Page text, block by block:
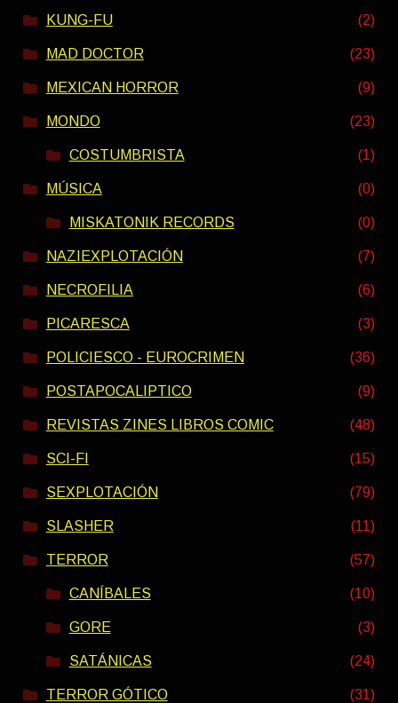
KUNG-FU (2)
MAD DOCTOR (23)
MEXICAN HORROR (9)
MONDO (23)
COSTUMBRISTA (1)
MÚSICA (0)
MISKATONIK RECORDS (0)
NAZIEXPLOTACIÓN (7)
NECROFILIA (6)
PICARESCA (3)
POLICIESCO - EUROCRIMEN (36)
POSTAPOCALIPTICO (9)
REVISTAS ZINES LIBROS COMIC (48)
SCI-FI (15)
SEXPLOTACIÓN (79)
SLASHER (11)
TERROR (57)
CANÍBALES (10)
GORE (3)
SATÁNICAS (24)
TERROR GÓTICO (31)